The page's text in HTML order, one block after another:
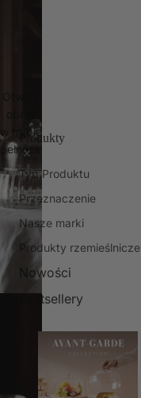
Produkty
Typ Produktu
Przeznaczenie
Nasze marki
Produkty rzemieślnicze
Nowości
Bestsellery
w trybie
pełnoekranowym